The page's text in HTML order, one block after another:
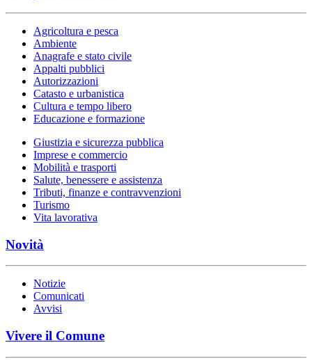
Agricoltura e pesca
Ambiente
Anagrafe e stato civile
Appalti pubblici
Autorizzazioni
Catasto e urbanistica
Cultura e tempo libero
Educazione e formazione
Giustizia e sicurezza pubblica
Imprese e commercio
Mobilità e trasporti
Salute, benessere e assistenza
Tributi, finanze e contravvenzioni
Turismo
Vita lavorativa
Novità
Notizie
Comunicati
Avvisi
Vivere il Comune